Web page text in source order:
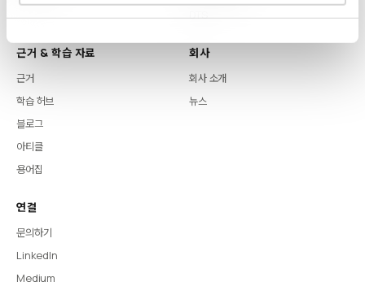
근거 & 학습 자료
근거
학습 허브
블로그
아티클
용어집
회사
회사 소개
뉴스
연결
문의하기
LinkedIn
Medium